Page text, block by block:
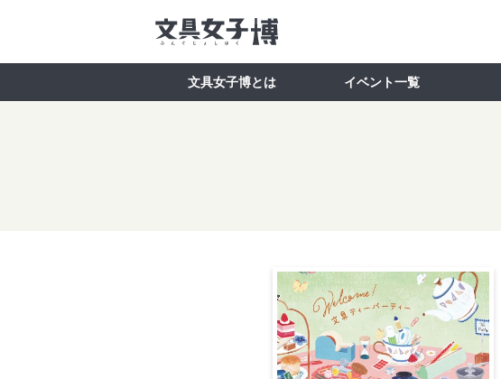
文具女子博とは イベント一覧